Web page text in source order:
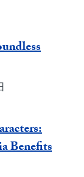
Benefits